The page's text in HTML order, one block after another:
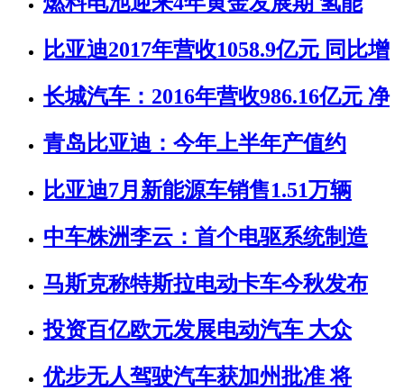
比亚迪2017年营收1058.9亿元 同比增
长城汽车：2016年营收986.16亿元 净
青岛比亚迪：今年上半年产值约
比亚迪7月新能源车销售1.51万辆
中车株洲李云：首个电驱系统制造
马斯克称特斯拉电动卡车今秋发布
投资百亿欧元发展电动汽车 大众
优步无人驾驶汽车获加州批准 将